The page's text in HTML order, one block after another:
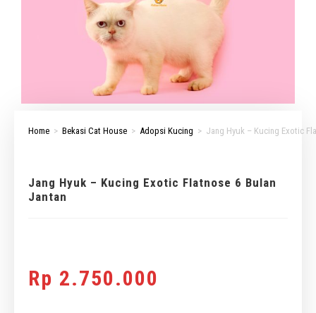
Home > Bekasi Cat House > Adopsi Kucing > Jang Hyuk – Kucing Exotic
Jang Hyuk – Kucing Exotic Flatnose 6 Bulan
Jantan
Rp 2.750.000